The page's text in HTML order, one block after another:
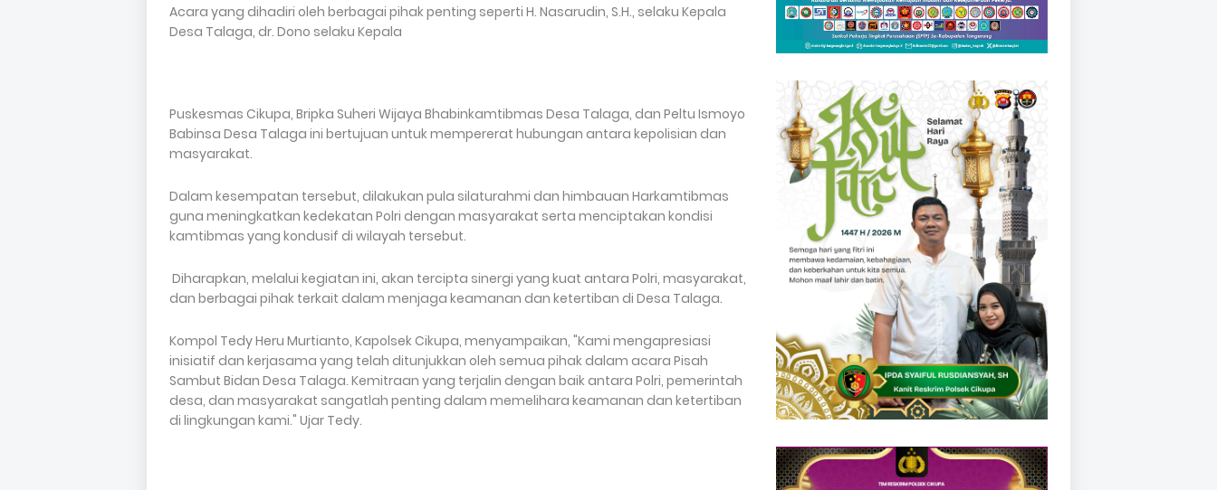
Acara yang dihadiri oleh berbagai pihak penting seperti H. Nasarudin, S.H., selaku Kepala
Desa Talaga, dr. Dono selaku Kepala
Puskesmas Cikupa, Bripka Suheri Wijaya Bhabinkamtibmas Desa Talaga, dan Peltu Ismoyo
Babinsa Desa Talaga ini bertujuan untuk mempererat hubungan antara kepolisian dan
masyarakat.
Dalam kesempatan tersebut, dilakukan pula silaturahmi dan himbauan Harkamtibmas
guna meningkatkan kedekatan Polri dengan masyarakat serta menciptakan kondisi
kamtibmas yang kondusif di wilayah tersebut.
Diharapkan, melalui kegiatan ini, akan tercipta sinergi yang kuat antara Polri, masyarakat,
dan berbagai pihak terkait dalam menjaga keamanan dan ketertiban di Desa Talaga.
Kompol Tedy Heru Murtianto, Kapolsek Cikupa, menyampaikan, "Kami mengapresiasi
inisiatif dan kerjasama yang telah ditunjukkan oleh semua pihak dalam acara Pisah
Sambut Bidan Desa Talaga. Kemitraan yang terjalin dengan baik antara Polri, pemerintah
desa, dan masyarakat sangatlah penting dalam memelihara keamanan dan ketertiban
di lingkungan kami." Ujar Tedy.